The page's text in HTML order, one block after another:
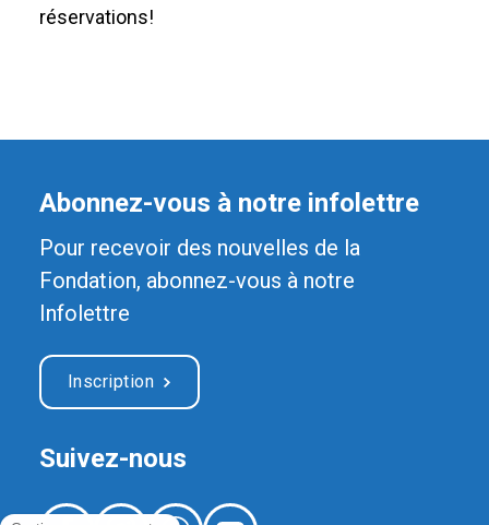
réservations!
Abonnez-vous à notre infolettre
Pour recevoir des nouvelles de la
Fondation, abonnez-vous à notre
Infolettre
Inscription
Suivez-nous